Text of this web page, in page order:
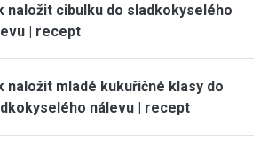
naložit cibulku do sladkokyselého
| recept
naložit mladé kukuřičné klasy do
nálevu | recept